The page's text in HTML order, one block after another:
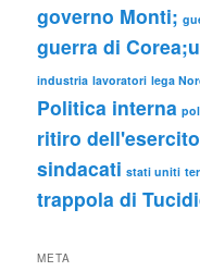
governo Monti;
guerra di
industria lavoratori lega
Politica interna
ritiro
sindacati stati uniti
trappola di
META